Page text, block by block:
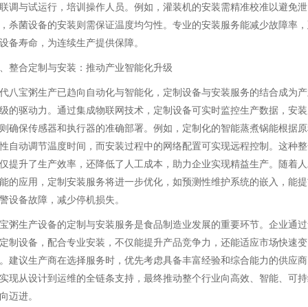
调与试运行，培训操作人员。例如，灌装机的安装需精准校准以避免泄
杀菌设备的安装则需保证温度均匀性。专业的安装服务能减少故障率
备寿命，为连续生产提供保障。
整合定制与安装：推动产业智能化升级
八宝粥生产已趋向自动化与智能化，定制设备与安装服务的结合成为
的驱动力。通过集成物联网技术，定制设备可实时监控生产数据，安
确保传感器和执行器的准确部署。例如，定制化的智能蒸煮锅能根据
自动调节温度时间，而安装过程中的网络配置可实现远程控制。这种
提升了生产效率，还降低了人工成本，助力企业实现精益生产。随着
的应用，定制安装服务将进一步优化，如预测性维护系统的嵌入，能
设备故障，减少停机损失。
粥生产设备的定制与安装服务是食品制造业发展的重要环节。企业通
制设备，配合专业安装，不仅能提升产品竞争力，还能适应市场快速变
建议生产商在选择服务时，优先考虑具备丰富经验和综合能力的供应
现从设计到运维的全链条支持，最终推动整个行业向高效、智能、可
迈进。